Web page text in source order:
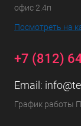
офис 2.4п
Посмотреть на
+7 (812)
Email:
График работы